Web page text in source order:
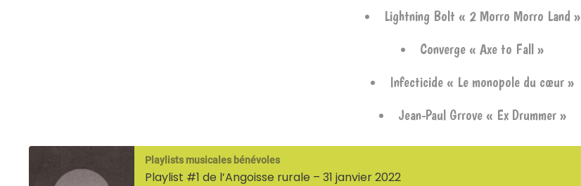
Lightning Bolt « 2 Morro Morro Land »
Converge « Axe to Fall »
Infecticide « Le monopole du cœur »
Jean-Paul Grrove « Ex Drummer »
Playlists musicales bénévoles
Playlist #1 de l’Angoisse rurale – 31 janvier 2022